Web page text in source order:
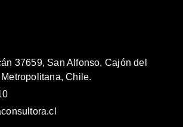
37659, San Alfonso, Cajón del
Chile.